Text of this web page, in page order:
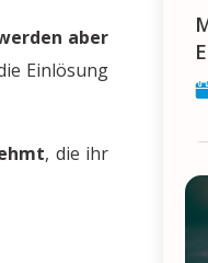
aber
Einlösung
, die ihr
Makar